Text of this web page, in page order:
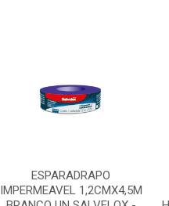
ESPARADRAPO
IMPERMEAVEL 1,2CMX4,5M